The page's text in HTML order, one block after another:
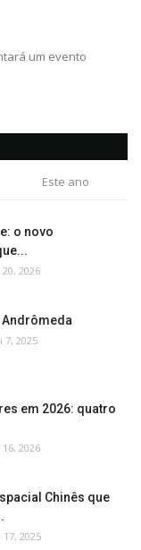
um evento
Este ano
o novo
20, 2026
7, 2025
em 2026: quatro
16, 2026
Chinês que
17, 2025